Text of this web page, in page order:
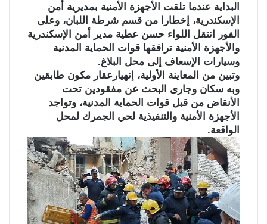
البداية عندما تلقت الأجهزة الأمنية بمديرية أمن
الإسكندرية، إخطارا من قسم شرطة اللبان، وعلى
الفور انتقل اللواء حسن عطية مدير أمن الإسكندرية
والأجهزة الأمنية ترافقها قوات الحماية المدنية
وسيارات الإسعاف إلى محل البلاغ.
وتبين من المعاينة الأولية، إنهيارعقار مكون طابقين
وبه سكان وجارى البحث عن مفقودين تحت
الأنقاض من قبل قوات الحماية المدنية، وتواجد
الأجهزة الأمنية والتنفيذية لحي الجمرك لمحل
الواقعة.